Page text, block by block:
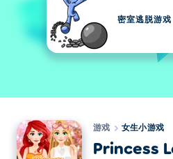
密室逃脱游戏
游戏 女生小游戏
Princess